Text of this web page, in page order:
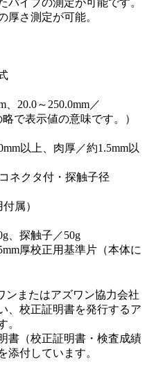
厚さ測定が可能。
、20.0～250.0mm／
で表示値の意味です。）
以上、肉厚／約1.5mm以
ネクタ付・探触子径
属）
、探触子／50g
厚校正用基準片（本体に
またはアズワン協力会社
、校正証明書を発行するア
。
書（校正証明書・検査成績
添付しています。